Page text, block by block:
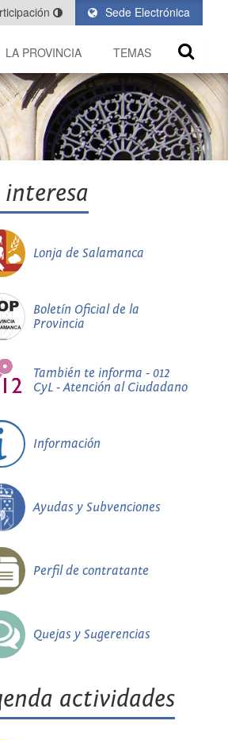
Sede Electrónica
LA PROVINCIA TEMAS
interesa
Lonja de Salamanca
Boletín Oficial de la
Provincia
También te informa - 012
CyL - Atención al Ciudadano
Información
Ayudas y Subvenciones
Perfil de contratante
Quejas y Sugerencias
actividades